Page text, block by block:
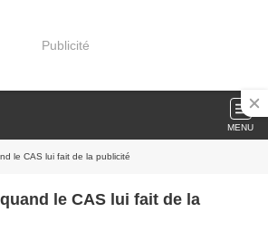
Publicité
MENU
le CAS lui fait de la publicité
le CAS lui fait de la